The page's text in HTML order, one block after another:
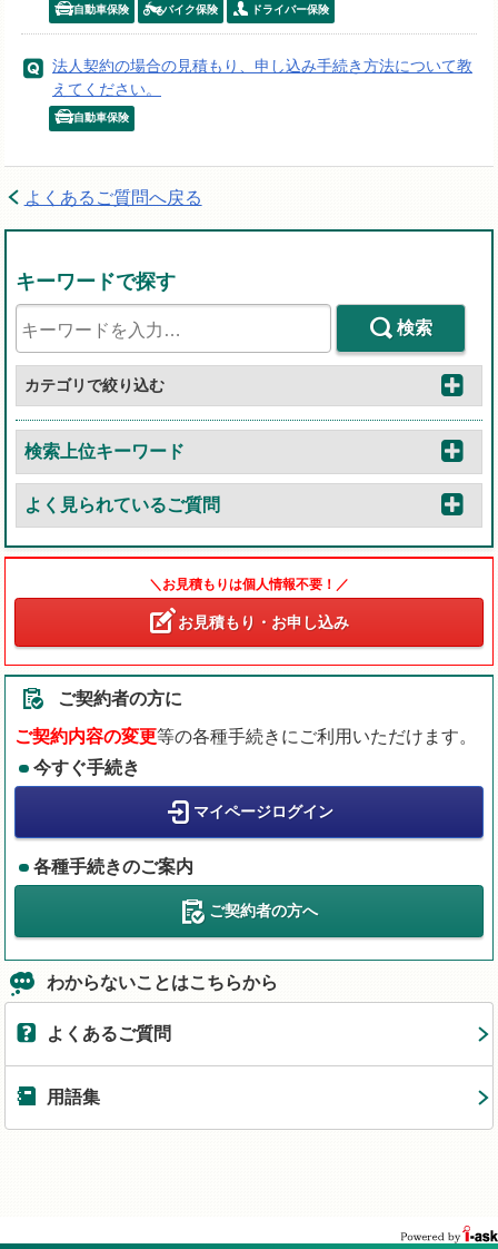
自動車保険 バイク保険 ドライバー保険
法人契約の場合の見積もり、申し込み手続き方法について教
えてください。
自動車保険
よくあるご質問へ戻る
キーワードで探す
検索
カテゴリで絞り込む
検索上位キーワード
よく見られているご質問
＼お見積もりは個人情報不要！／
お見積もり・お申し込み
ご契約者の方に
ご契約内容の変更等の各種手続きにご利用いただけます。
今すぐ手続き
マイページログイン
各種手続きのご案内
ご契約者の方へ
わからないことはこちらから
よくあるご質問
用語集